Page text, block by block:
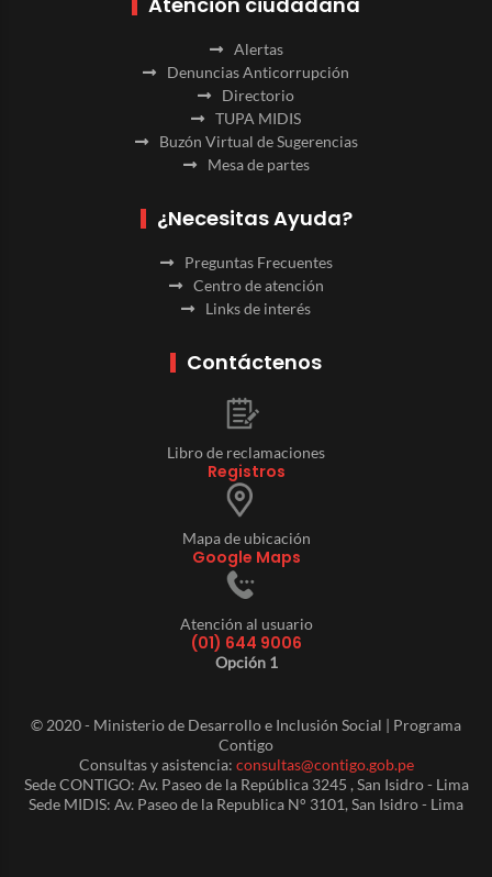
Alertas
Denuncias Anticorrupción
Directorio
TUPA MIDIS
Buzón Virtual de Sugerencias
Mesa de partes
¿Necesitas Ayuda?
Preguntas Frecuentes
Centro de atención
Links de interés
Contáctenos
Libro de reclamaciones
Registros
Mapa de ubicación
Google Maps
Atención al usuario
(01) 644 9006
Opción 1
© 2020 - Ministerio de Desarrollo e Inclusión Social | Programa
Contigo
Consultas y asistencia: consultas@contigo.gob.pe
Sede CONTIGO: Av. Paseo de la República 3245 , San Isidro - Lima
Sede MIDIS: Av. Paseo de la Republica N° 3101, San Isidro - Lima